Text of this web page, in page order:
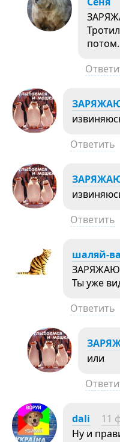
потом.
Ответить
Ответить
шаляй-
Ты уже
Ответить
или
dali 11
Ну и